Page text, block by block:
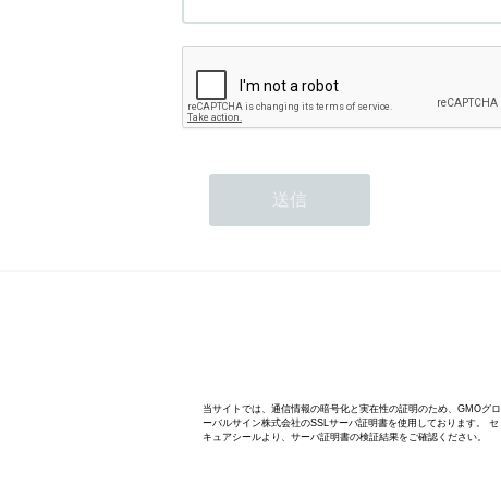
当サイトでは、通信情報の暗号化と実在性の証明のため、GMOグロ
ーバルサイン株式会社のSSLサーバ証明書を使用しております。 セ
キュアシールより、サーバ証明書の検証結果をご確認ください。